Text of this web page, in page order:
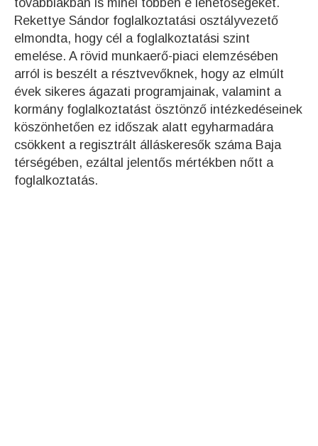
továbbiakban is minél többen e lehetőségeket.
Rekettye Sándor foglalkoztatási osztályvezető
elmondta, hogy cél a foglalkoztatási szint
emelése. A rövid munkaerő-piaci elemzésében
arról is beszélt a résztvevőknek, hogy az elmúlt
évek sikeres ágazati programjainak, valamint a
kormány foglalkoztatást ösztönző intézkedéseinek
köszönhetően ez időszak alatt egyharmadára
csökkent a regisztrált álláskeresők száma Baja
térségében, ezáltal jelentős mértékben nőtt a
foglalkoztatás.